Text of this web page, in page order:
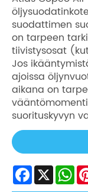
suodattimen
on tarpeen
tiivistysosat
Jos
ajoissa
aikana on
suorituskyvyn
Facebook
X